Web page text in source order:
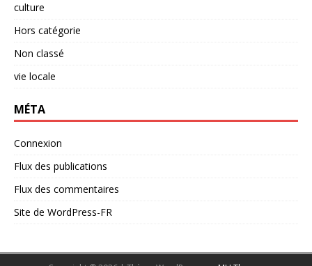
culture
Hors catégorie
Non classé
vie locale
MÉTA
Connexion
Flux des publications
Flux des commentaires
Site de WordPress-FR